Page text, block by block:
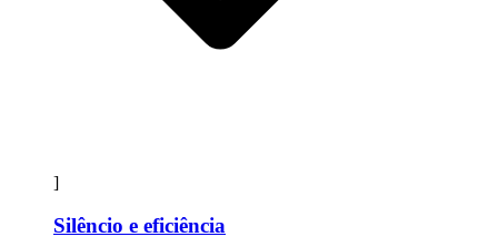
]
Silêncio e eficiência